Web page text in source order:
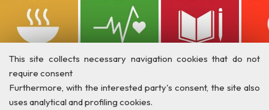
This site collects necessary navigation cookies that do not
require consent
Furthermore, with the interested party's consent, the site also
uses analytical and profiling cookies.